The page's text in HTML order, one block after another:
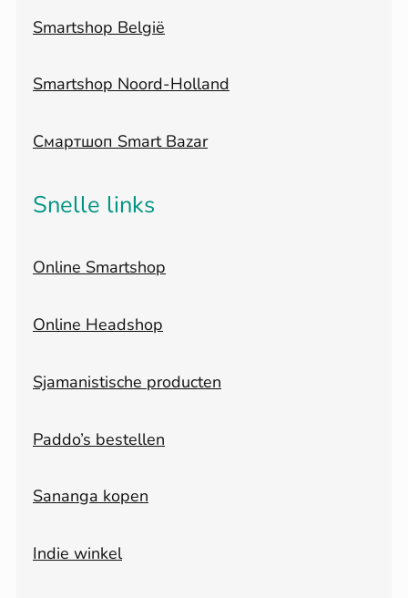
Smartshop België
Smartshop Noord-Holland
Смартшоп Smart Bazar
Snelle links
Online Smartshop
Online Headshop
Sjamanistische producten
Paddo’s bestellen
Sananga kopen
Indie winkel